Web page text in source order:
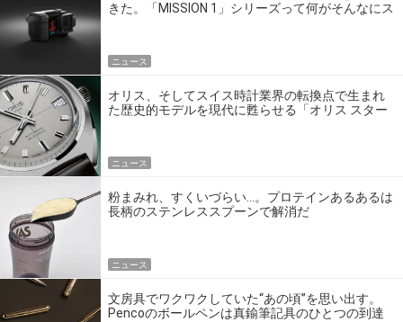
きた。「MISSION 1」シリーズって何がそんなにス
ニュース
オリス、そしてスイス時計業界の転換点で生まれ
た歴史的モデルを現代に甦らせる「オリス スター
ニュース
粉まみれ、すくいづらい…。プロテインあるあるは
長柄のステンレススプーンで解消だ
ニュース
文房具でワクワクしていた“あの頃”を思い出す。
Pencoのボールペンは真鍮筆記具のひとつの到達